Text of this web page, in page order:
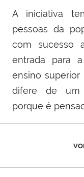
A iniciativa
pessoas da
com sucesso
entrada para
ensino superior
difere de um
porque é